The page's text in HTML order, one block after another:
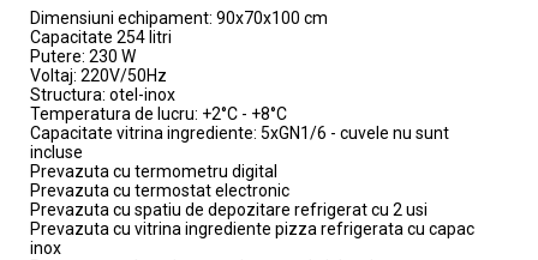
Dimensiuni echipament: 90x70x100 cm
Capacitate 254 litri
Putere: 230 W
Voltaj: 220V/50Hz
Structura: otel-inox
Temperatura de lucru: +2°C - +8°C
Capacitate vitrina ingrediente: 5xGN1/6 - cuvele nu sunt
incluse
Prevazuta cu termometru digital
Prevazuta cu termostat electronic
Prevazuta cu spatiu de depozitare refrigerat cu 2 usi
Prevazuta cu vitrina ingrediente pizza refrigerata cu capac
inox